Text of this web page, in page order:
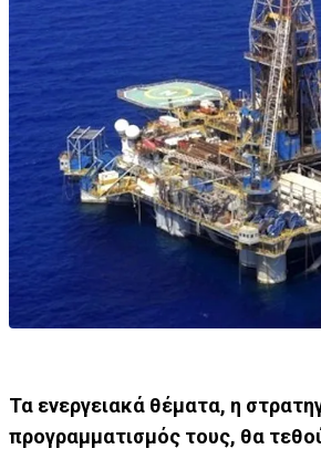
Τα ενεργειακά θέματα, η
προγραμματισμός τους, θα